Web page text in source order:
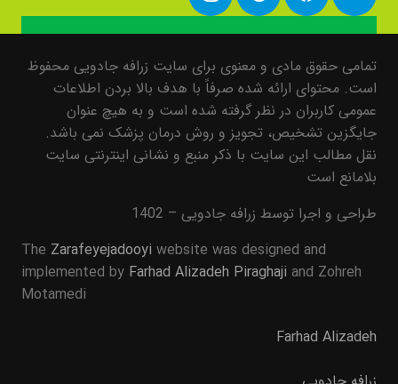
تمامی حقوق مادی و معنوی برای سایت زرافه جادویی محفوظ
است. محتوای ارائه شده صرفاً با هدف بالا بردن اطلاعات
عمومی کاربران در نظر گرفته شده است و به هیچ عنوان
جایگزین تشخیص، تجویز و روش درمان پزشک نمی باشد.
نقل مطالب این سایت با ذکر منبع و نشانی اینترنتی سایت
بلامانع است
طراحی و اجرا توسط زرافه جادویی – 1402
The Zarafeyejadooyi website was designed and
implemented by Farhad Alizadeh Piraghaji and Zohreh
Motamedi
Farhad Alizadeh